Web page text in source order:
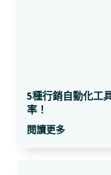
5種行銷自動化工
率！
閱讀更多